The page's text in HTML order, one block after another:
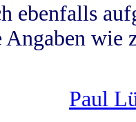
ebenfalls
wie
Paul